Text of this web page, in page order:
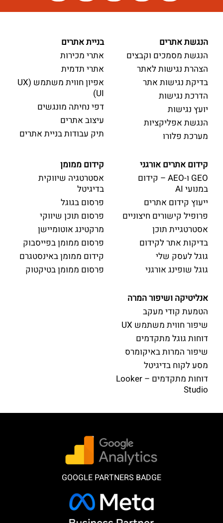
הנגשת אתרים
הנגשת מסמכים וקבצים
הצהרת נגישות לאתר
בדיקת נגישות אתר
הדרכת נגישות
יועץ נגישות
הנגשת אפליקציות
מערכת פלורו
בניית אתרים
אתרי מכירות
אתרי תדמית
אפיון חווית משתמש (UX
UI)
דפי נחיתה מונגשים
עיצוב אתרים
תיק עבודות בניית אתרים
קידום אתרים אורגני
GEO ו-AEO – קידום
במנועי AI
ייעוץ קידום אתרים
פרופיל קישורים חיצוניים
אסטרטגיית תוכן
בדיקות אתר לקידום
גוגל לעסק שלי
גוגל שופינג אורגני
קידום ממומן
אסטרטגיה שיווקית
בדיגיטל
פרסום בגוגל
פרסום תוכן שיווקי
מרקטינג אוטומיישן
פרסום ממומן בפייסבוק
קידום ממומן באינסטגרם
פרסום ממומן בטיקטוק
אנליטיקה ושיפור המרה
הטמעת קודי מעקב
שיפור חווית משתמש UX
דוחות גוגל מתקדמים
שיפור המרות באיקומרס
מסע לקוח בדיגיטל
דוחות מתקדמים – Looker
Studio
GOOGLE PARTNERS BADGE